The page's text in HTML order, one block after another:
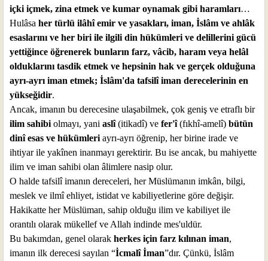
içki içmek, zina etmek ve kumar oynamak gibi haramları…
Hulâsa her türlü ilâhî emir ve yasakları, iman, İslâm ve ahlâk
esaslarını ve her biri ile ilgili din hükümleri ve delillerini gücü
yettiğince öğrenerek bunların farz, vâcib, haram veya helâl
olduklarını tasdik etmek ve hepsinin hak ve gerçek olduğuna
ayrı-ayrı iman etmek; İslâm'da tafsilî iman derecelerinin en
yükseğidir.
Ancak, imanın bu derecesine ulaşabilmek, çok geniş ve etraflı bir
ilim sahibi olmayı, yani aslî(itikadî) ve fer'î(fıkhî-amelî) bütün
dinî esas ve hükümleri ayrı-ayrı öğrenip, her birine irade ve
ihtiyar ile yakînen inanmayı gerektirir. Bu ise ancak, bu mahiyette
ilim ve iman sahibi olan âlimlere nasip olur.
O halde tafsilî imanın dereceleri, her Müslümanın imkân, bilgi,
meslek ve ilmî ehliyet, istidat ve kabiliyetlerine göre değişir.
Hakikatte her Müslüman, sahip olduğu ilim ve kabiliyet ile
orantılı olarak mükellef ve Allah indinde mes'uldür.
Bu bakımdan, genel olarak herkes için farz kılınan iman,
imanın ilk derecesi sayılan “İcmalî İman”dır. Çünkü, İslâm